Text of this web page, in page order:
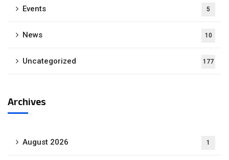
Events 5
News 10
Uncategorized 177
Archives
August 2026 1